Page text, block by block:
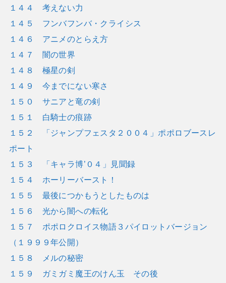
１４４ 考えない力
１４５ フンバフンバ・クライシス
１４６ アニメのとらえ方
１４７ 闇の世界
１４８ 極星の剣
１４９ 今までにない寒さ
１５０ サニアと竜の剣
１５１ 白騎士の痕跡
１５２ 「ジャンプフェスタ２００４」ポポロブースレ
ポート
１５３ 「キャラ博’０４」見聞録
１５４ ホーリーバースト！
１５５ 最後につかもうとしたものは
１５６ 光から闇への転化
１５７ ポポロクロイス物語３パイロットバージョン
（１９９９年公開）
１５８ メルの秘密
１５９ ガミガミ魔王のけん玉 その後